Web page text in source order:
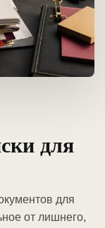
для
для
от лишнего,